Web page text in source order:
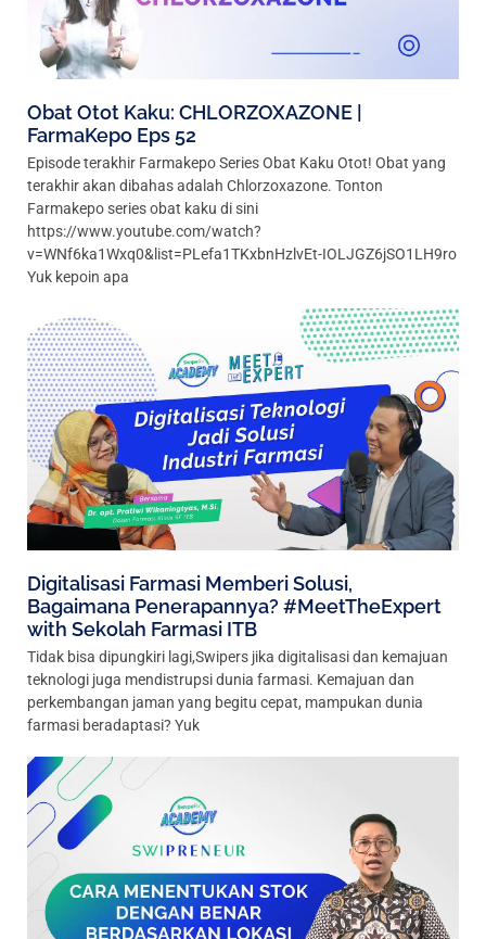
Obat Otot Kaku: CHLORZOXAZONE |
FarmaKepo Eps 52
Episode terakhir Farmakepo Series Obat Kaku Otot! Obat yang
terakhir akan dibahas adalah Chlorzoxazone. Tonton
Farmakepo series obat kaku di sini
https://www.youtube.com/watch?
v=WNf6ka1Wxq0&list=PLefa1TKxbnHzlvEt-IOLJGZ6jSO1LH9ro
Yuk kepoin apa
Digitalisasi Farmasi Memberi Solusi,
Bagaimana Penerapannya? #MeetTheExpert
with Sekolah Farmasi ITB
Tidak bisa dipungkiri lagi,Swipers jika digitalisasi dan kemajuan
teknologi juga mendistrupsi dunia farmasi. Kemajuan dan
perkembangan jaman yang begitu cepat, mampukan dunia
farmasi beradaptasi? Yuk